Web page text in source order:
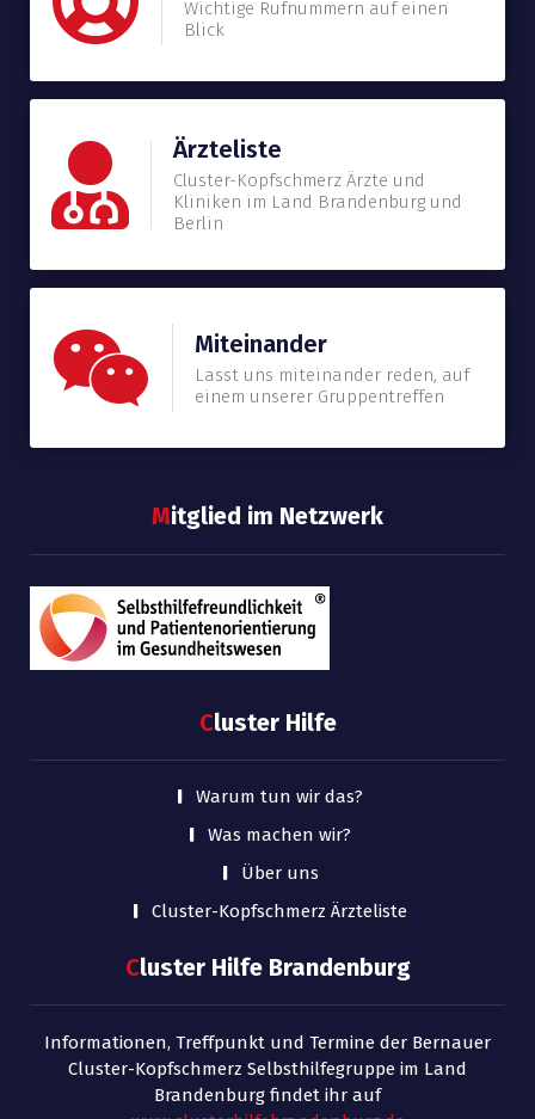
Wichtige Rufnummern auf einen
Blick
Ärzteliste
Cluster-Kopfschmerz Ärzte und
Kliniken im Land Brandenburg und
Berlin
Miteinander
Lasst uns miteinander reden, auf
einem unserer Gruppentreffen
Mitglied im Netzwerk
Cluster Hilfe
Warum tun wir das?
Was machen wir?
Über uns
Cluster-Kopfschmerz Ärzteliste
Cluster Hilfe Brandenburg
Informationen, Treffpunkt und Termine der Bernauer
Cluster-Kopfschmerz Selbsthilfegruppe im Land
Brandenburg findet ihr auf